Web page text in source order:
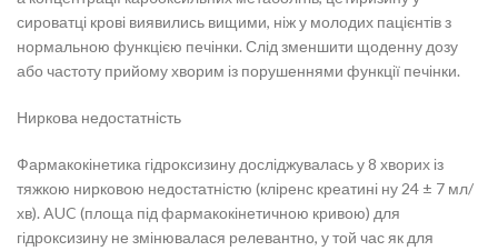
сироватці крові виявились вищими, ніж у молодих пацієнтів з
нормальною функцією печінки. Слід зменшити щоденну дозу
або частоту прийому хворим із порушеннями функції печінки.
Ниркова недостатність
Фармакокінетика гідроксизину досліджувалась у 8 хворих із
тяжкою нирковою недостатністю (кліренс креатині ну 24 ± 7 мл/
хв). AUC (площа під фармакокінетичною кривою) для
гідроксизину не змінювалася релевантно, у той час як для